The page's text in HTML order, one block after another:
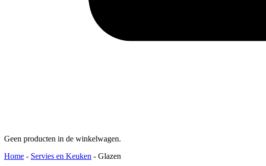
Geen producten in de winkelwagen.
Home - Servies en Keuken - Glazen